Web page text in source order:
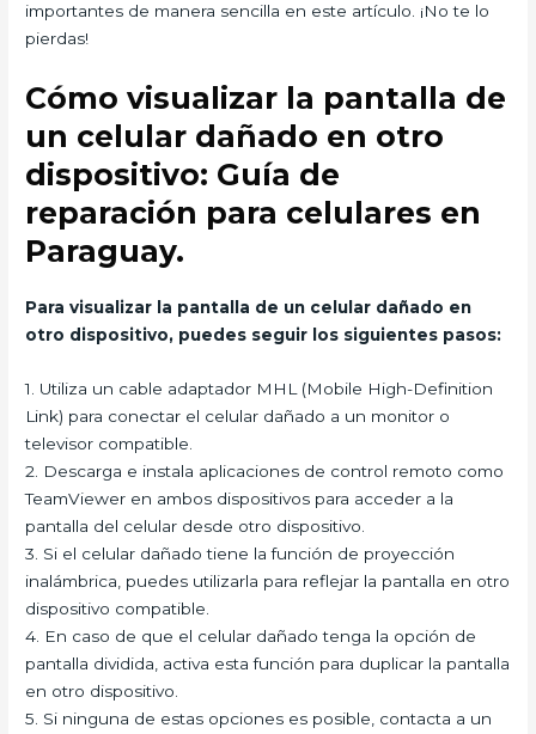
importantes de manera sencilla en este artículo. ¡No te lo
pierdas!
Cómo visualizar la pantalla de
un celular dañado en otro
dispositivo: Guía de
reparación para celulares en
Paraguay.
Para visualizar la pantalla de un celular dañado en
otro dispositivo, puedes seguir los siguientes pasos:
1. Utiliza un cable adaptador MHL (Mobile High-Definition
Link) para conectar el celular dañado a un monitor o
televisor compatible.
2. Descarga e instala aplicaciones de control remoto como
TeamViewer en ambos dispositivos para acceder a la
pantalla del celular desde otro dispositivo.
3. Si el celular dañado tiene la función de proyección
inalámbrica, puedes utilizarla para reflejar la pantalla en otro
dispositivo compatible.
4. En caso de que el celular dañado tenga la opción de
pantalla dividida, activa esta función para duplicar la pantalla
en otro dispositivo.
5. Si ninguna de estas opciones es posible, contacta a un